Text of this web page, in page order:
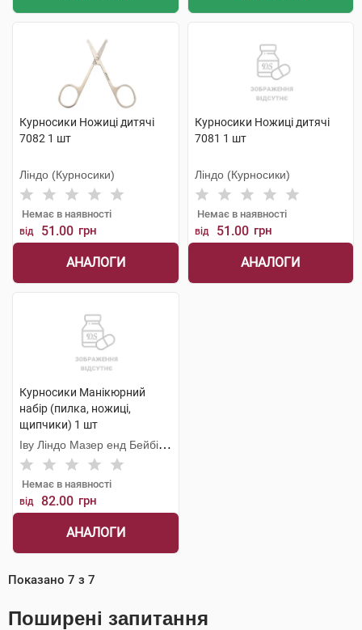
Курносики Ножиці дитячі
7082 1 шт
Ліндо (Курносики)
Немає в наявності
від 51.00 грн
АНАЛОГИ
Курносики Ножиці дитячі
7081 1 шт
Ліндо (Курносики)
Немає в наявності
від 51.00 грн
АНАЛОГИ
Курносики Манікюрний
набір (пилка, ножиці,
щипчики) 1 шт
Іву Ліндо Мазер енд Бейбі
Продактс
Немає в наявності
від 82.00 грн
АНАЛОГИ
Показано 7 з 7
Поширені запитання